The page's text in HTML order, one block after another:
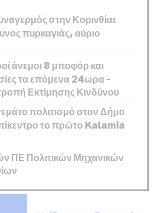
στην Κορινθία:
πυρκαγιάς, αύριο
άνεμοι 8 μποφόρ και
τα επόμενα 24ωρα –
Εκτίμησης Κινδύνου
πολιτισμό στον Δήμο
το πρώτο Kalamia
ΠΕ Πολιτικών Μηχανικών